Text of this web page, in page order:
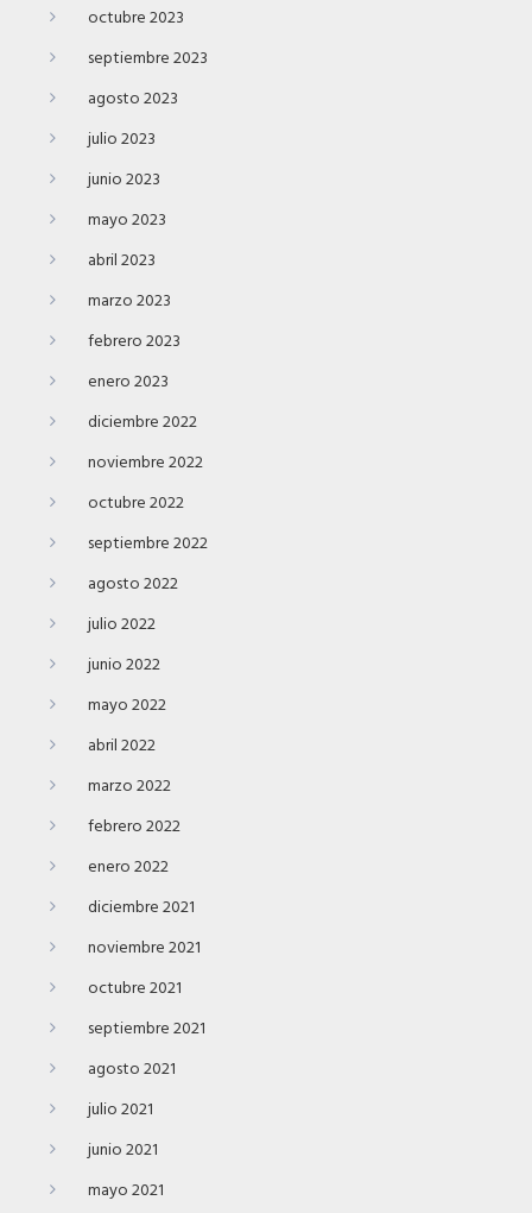
octubre 2023
septiembre 2023
agosto 2023
julio 2023
junio 2023
mayo 2023
abril 2023
marzo 2023
febrero 2023
enero 2023
diciembre 2022
noviembre 2022
octubre 2022
septiembre 2022
agosto 2022
julio 2022
junio 2022
mayo 2022
abril 2022
marzo 2022
febrero 2022
enero 2022
diciembre 2021
noviembre 2021
octubre 2021
septiembre 2021
agosto 2021
julio 2021
junio 2021
mayo 2021